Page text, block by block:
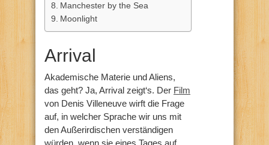
Manchester by the Sea
Moonlight
Arrival
Akademische Materie und Aliens,
das geht? Ja, Arrival zeigt‘s. Der Film
von Denis Villeneuve wirft die Frage
auf, in welcher Sprache wir uns mit
den Außerirdischen verständigen